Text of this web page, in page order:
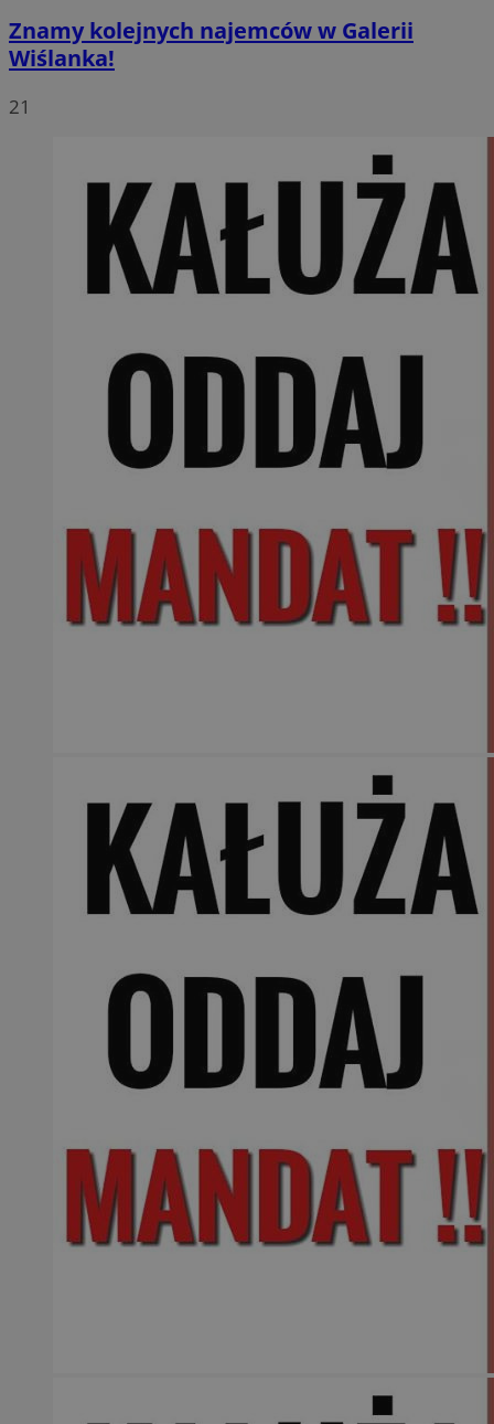
Znamy kolejnych najemców w Galerii
Wiślanka!
21